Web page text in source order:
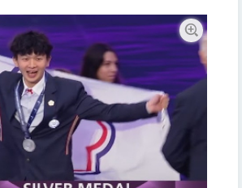
放大圖片